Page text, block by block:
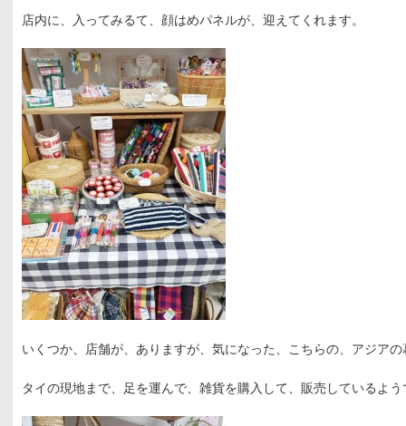
店内に、入ってみるて、顔はめパネルが、迎えてくれます。
いくつか、店舗が、ありますが、気になった、こちらの、アジア
タイの現地まで、足を運んで、雑貨を購入して、販売しているよ